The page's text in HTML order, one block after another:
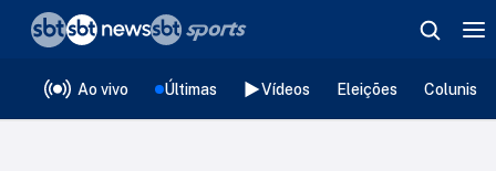
Ao vivo Últimas Vídeos Eleições
❮voltar
Editorias